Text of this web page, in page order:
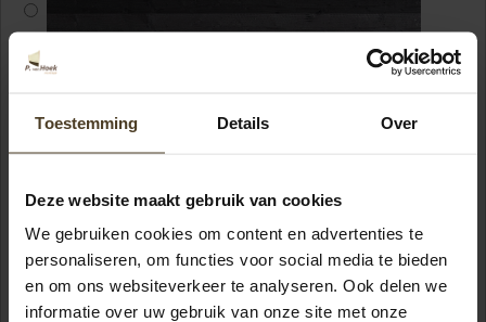
Toestemming Details Over
Deze website maakt gebruik van cookies
We gebruiken cookies om content en advertenties te
personaliseren, om functies voor social media te bieden
en om ons websiteverkeer te analyseren. Ook delen we
informatie over uw gebruik van onze site met onze
Horizontaal gemonteerd